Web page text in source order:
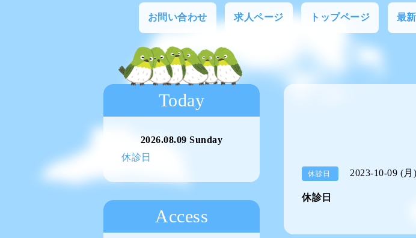
お問い合わせ 求人ページ トップページ 最
休診日 2023-10-09 (月)
休診日
Today
2026.08.09 Sunday
休診日
Access